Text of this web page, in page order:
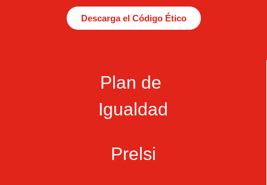
Plan de
Igualdad
Prelsi
Descarga el Código Ético